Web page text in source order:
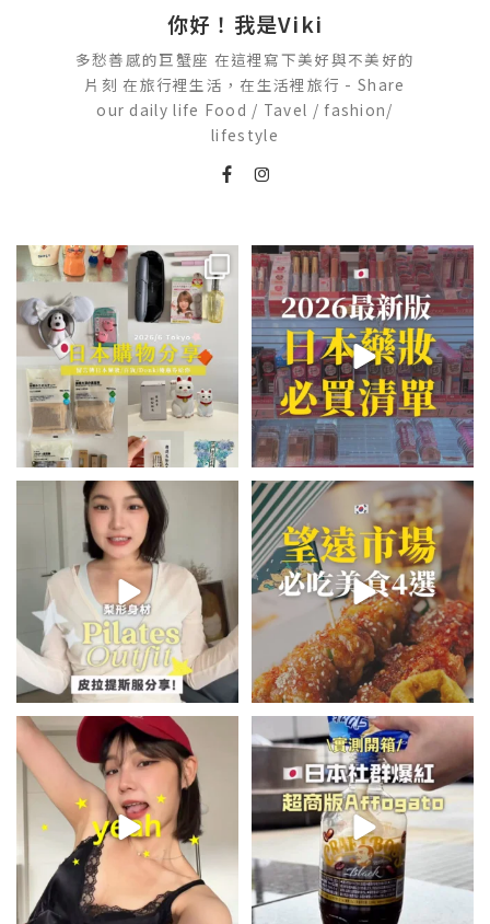
你好！我是Viki
多愁善感的巨蟹座 在這裡寫下美好與不美好的
片刻 在旅行裡生活，在生活裡旅行 - Share
our daily life Food / Tavel / fashion/
lifestyle
💭留言「免費」傳日本藥妝店/百
貨/機場/Donki/折價券給你...
555 52
2026🇯🇵日本藥妝店必買什麼
日本最近紅什麼？...
123 20
💭留言「美背」傳🔗給你！
🏷️#吉推韓國 🇰🇷
...
49 20
\🇰🇷韓國望遠市場4家必吃美食
😋/
💭留言「望遠市場」傳地址給你
350 59
summer outfit⋆.˚✮🎧✮˚.⋆
夏日穿搭最需要單品！...
755 43
\🇯🇵日本爆紅!超商版Affogato
🍨☕️/
🏷️#吉推日本🇯🇵...
118 26